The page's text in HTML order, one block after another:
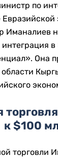
по
Иманалиев
Она
к $100
торговли